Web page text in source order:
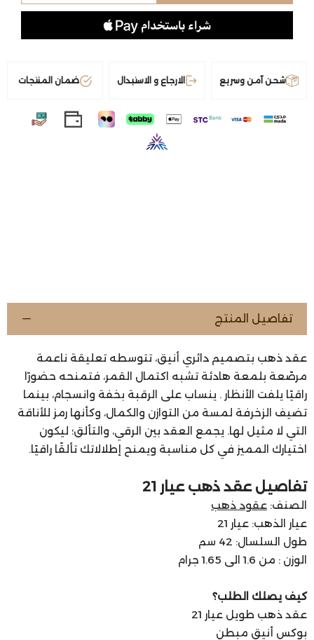
شحن آمن وسريع الارجاع و الاستبدال ضمان المنتجات
تفاصيل المنتج
عقد ذهب بتصميم دائري أنيق، تتوسطه تعليقة ناعمة
مرصّعة بلمعة هادئة تشبه اكتمال القمر، فتمنحه حضورًا
راقيًا يلفت الأنظار . ينساب على الرقبة بخفة وانسجام، بينما
تضيف الزخرفة لمسة من التوازن والكمال، وكأنها رمز للأناقة
التي لا مثيل لها. يجمع العقد بين الرقي، والتألق؛ ليكون
اختيارك المميز في كل مناسبة ويمنح إطلالاتك تألقًا راقيًا.
تفاصيل عقد ذهب عيار 21
الصنف: عقود ذهب
عيار الذهب: عيار 21
طول السلسال: 42 سم
الوزن : من 1.6 الى 1.65 جرام
كيف يصلك الطلب؟
عقد ذهب طويل عيار 21
بوكس أنيق مبطن